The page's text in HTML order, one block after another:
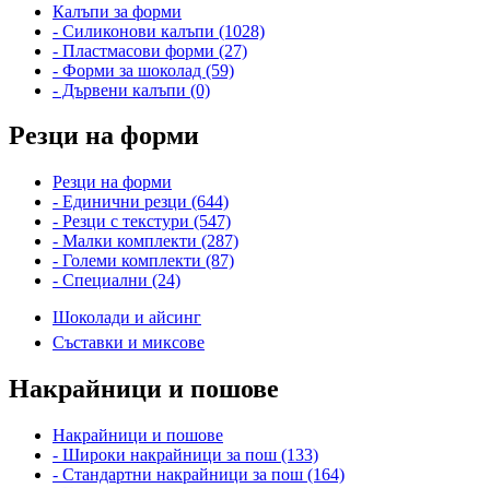
Калъпи за форми
- Силиконови калъпи (1028)
- Пластмасови форми (27)
- Форми за шоколад (59)
- Дървени калъпи (0)
Резци на форми
Резци на форми
- Единични резци (644)
- Резци с текстури (547)
- Малки комплекти (287)
- Големи комплекти (87)
- Специални (24)
Шоколади и айсинг
Съставки и миксове
Накрайници и пошове
Накрайници и пошове
- Широки накрайници за пош (133)
- Стандартни накрайници за пош (164)